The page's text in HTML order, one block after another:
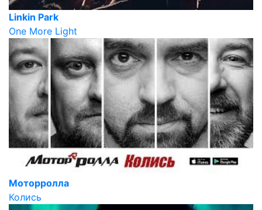
Linkin Park
One More Light
Моторролла
Колись